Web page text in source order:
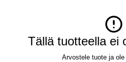
Tällä tuotteella ei
Arvostele tuote ja